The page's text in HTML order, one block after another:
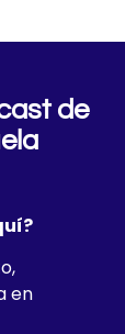
de
en